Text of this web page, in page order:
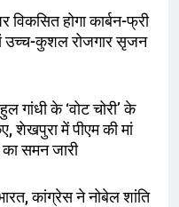
होगा कार्बन-फ्री
उच्च-कुशल रोजगार सृजन
गांधी के ‘वोट चोरी’ के
शेखपुरा में पीएम की मां
का समन जारी
कांग्रेस ने नोबेल शांति
को लेकर बड़ी खबरें
परिवार पर बड़ा झटका,